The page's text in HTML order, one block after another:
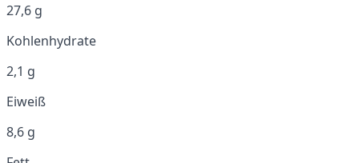
27,6 g
Kohlenhydrate
2,1 g
Eiweiß
8,6 g